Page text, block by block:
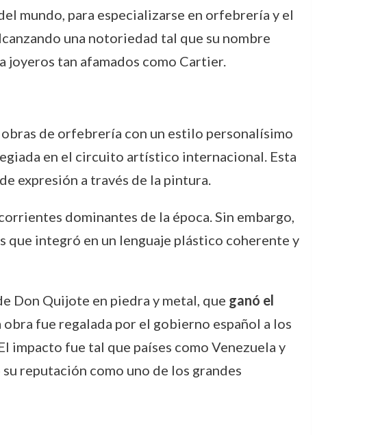
mundo, para especializarse en orfebrería y el
una notoriedad tal que su nombre
joyeros tan afamados como Cartier.
de orfebrería con un estilo personalísimo
en el circuito artístico internacional. Esta
expresión a través de la pintura.
dominantes de la época. Sin embargo,
que integró en un lenguaje plástico coherente y
Don Quijote en piedra y metal, que ganó el
obra fue regalada por el gobierno español a los
impacto fue tal que países como Venezuela y
reputación como uno de los grandes